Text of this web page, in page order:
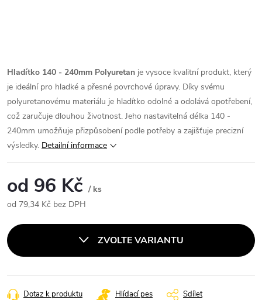
Hladítko 140 - 240mm Polyuretan je vysoce kvalitní produkt, který
je ideální pro hladké a přesné povrchové úpravy. Díky svému
polyuretanovému materiálu je hladítko odolné a odolává opotřebení,
což zaručuje dlouhou životnost. Jeho nastavitelná délka 140 -
240mm umožňuje přizpůsobení podle potřeby a zajišťuje precizní
výsledky. Detailní informace
od 96 Kč / ks
od 79,34 Kč bez DPH
cena:
ZVOLTE VARIANTU
Dotaz k produktu Hlídací pes Sdílet